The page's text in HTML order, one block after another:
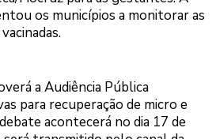
os municípios a monitorar as
a Audiência Pública
para recuperação de micro e
acontecerá no dia 17 de